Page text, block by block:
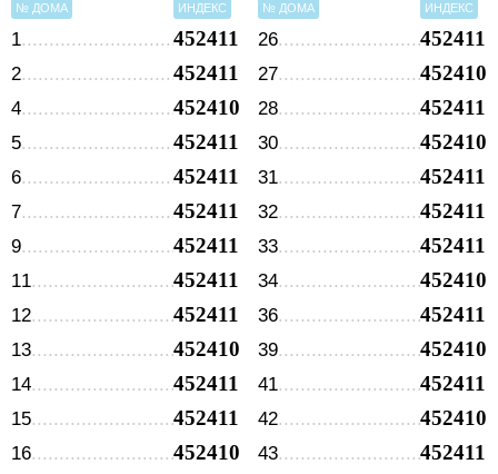
№ ДОМА ИНДЕКС
1 452411
2 452411
4 452410
5 452411
6 452411
7 452411
9 452411
11 452411
12 452411
13 452410
14 452411
15 452411
16 452410
№ ДОМА ИНДЕКС
26 452411
27 452410
28 452411
30 452410
31 452411
32 452411
33 452411
34 452410
36 452411
39 452410
41 452411
42 452410
43 452411